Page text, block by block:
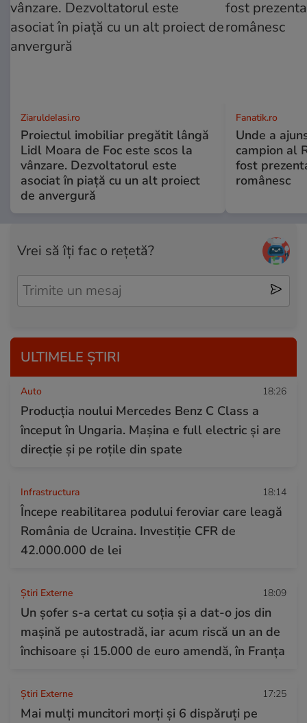
ZiaruldeIasi.ro
Proiectul imobiliar pregătit lângă
Lidl Moara de Foc este scos la
vânzare. Dezvoltatorul este
asociat în piață cu un alt proiect
de anvergură
Fanatik.ro
Unde a
campion al
fost
românesc
Vrei să îți fac o rețetă?
ULTIMELE ȘTIRI
Auto 18:26
Producția noului Mercedes Benz C Class a
început în Ungaria. Mașina e full electric și are
direcție și pe roțile din spate
Infrastructura 18:14
Începe reabilitarea podului feroviar care leagă
România de Ucraina. Investiție CFR de
42.000.000 de lei
Știri Externe 18:09
Un șofer s-a certat cu soția și a dat-o jos din
mașină pe autostradă, iar acum riscă un an de
închisoare și 15.000 de euro amendă, în Franța
Știri Externe 17:25
Mai mulți muncitori morți și 6 dispăruți pe